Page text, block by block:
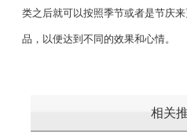
类之后就可以按照季节或者是节庆
品，以便达到不同的效果和心情。
相关